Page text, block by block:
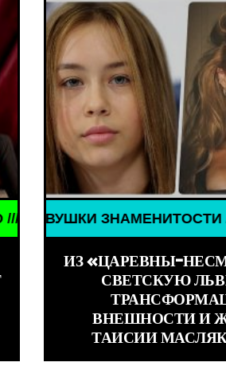
/// WORLD
ИЗ «ЦАРЕВНЫ-
СВЕТСКУЮ
ВНЕШНОСТИ И
ТАИСИИ